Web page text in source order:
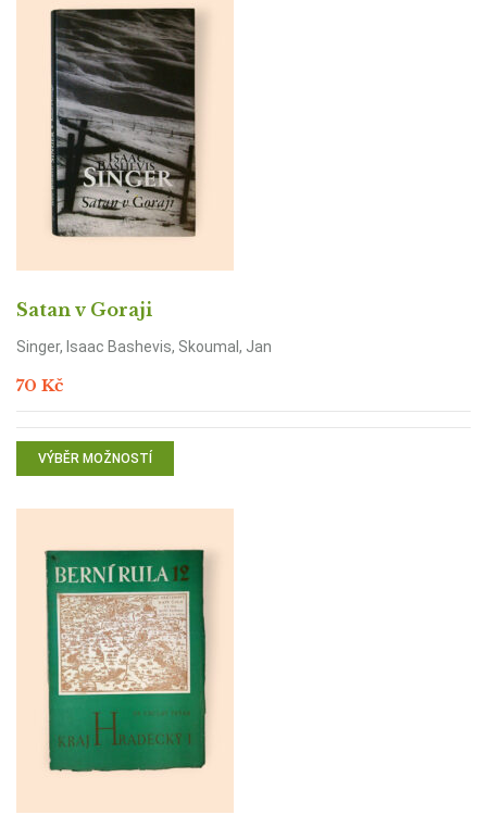
Satan v Goraji
Singer, Isaac Bashevis, Skoumal, Jan
70 Kč
VÝBĚR MOŽNOSTÍ